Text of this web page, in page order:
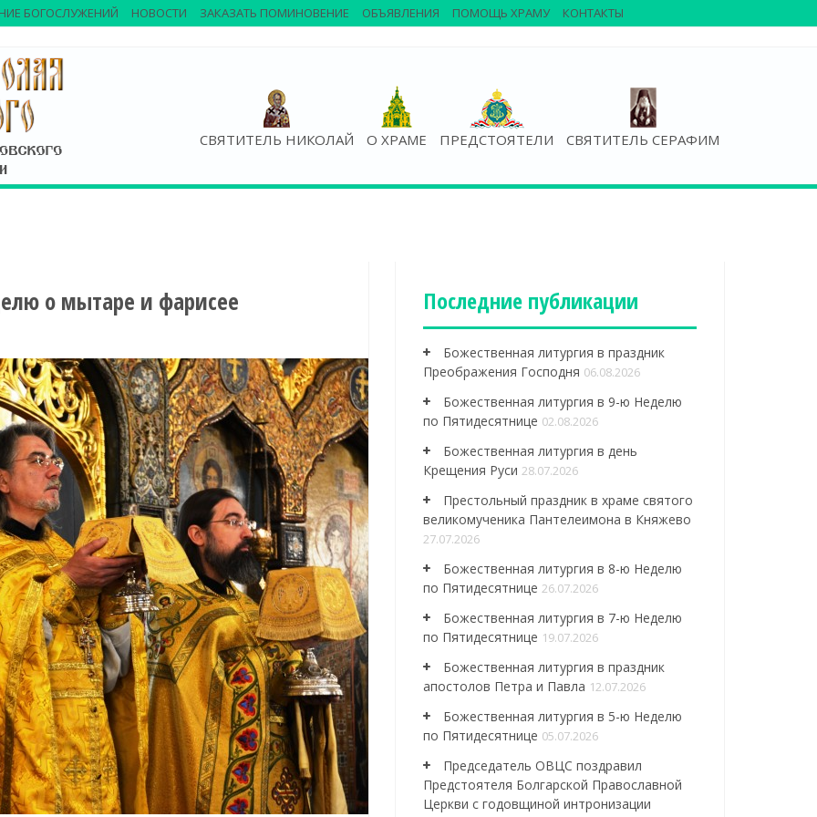
СВЯТИТЕЛЬ НИКОЛАЙ О ХРАМЕ ПРЕДСТОЯТЕЛИ СВЯТИТЕЛЬ СЕРАФИМ
БОГОСЛУЖЕНИЙ НОВОСТИ ЗАКАЗАТЬ ПОМИНОВЕНИЕ ОБЪЯВЛЕНИЯ ПОМОЩЬ ХРАМУ КОНТАКТЫ
о мытаре и фарисее Последние публикации
Божественная литургия в праздник
Преображения Господня 06.08.2026
Божественная литургия в 9-ю Неделю
по Пятидесятнице 02.08.2026
Божественная литургия в день
Крещения Руси 28.07.2026
Престольный праздник в храме святого
великомученика Пантелеимона в Княжево
27.07.2026
Божественная литургия в 8-ю Неделю
по Пятидесятнице 26.07.2026
Божественная литургия в 7-ю Неделю
по Пятидесятнице 19.07.2026
Божественная литургия в праздник
апостолов Петра и Павла 12.07.2026
Божественная литургия в 5-ю Неделю
по Пятидесятнице 05.07.2026
Председатель ОВЦС поздравил
Предстоятеля Болгарской Православной
Церкви с годовщиной интронизации